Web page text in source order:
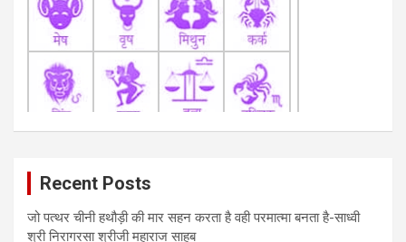
Recent Posts
जो पत्थर चीनी हथौड़ी की मार सहन करता है वही परमात्मा बनता है-साध्वी
श्री निरागरसा श्रीजी महाराज साहब